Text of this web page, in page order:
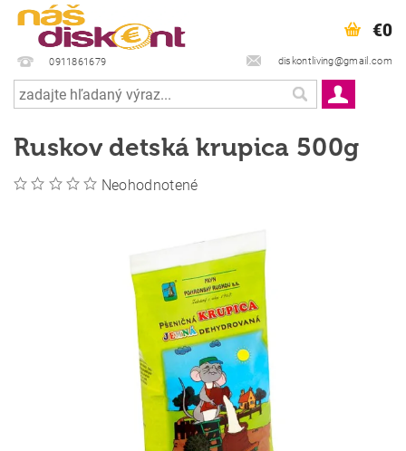
0911861679 diskontliving@gmail.com
€0
Ruskov detská krupica 500g
Neohodnotené